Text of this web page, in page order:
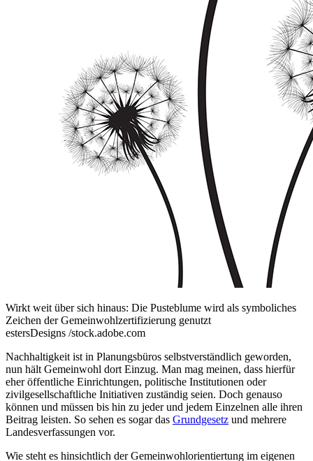
Wirkt weit über sich hinaus: Die Pusteblume wird als symboliches
Zeichen der Gemeinwohlzertifizierung genutzt
estersDesigns /stock.adobe.com
Nachhaltigkeit ist in Planungsbüros selbstverständlich geworden,
nun hält Gemeinwohl dort Einzug. Man mag meinen, dass hierfür
eher öffentliche Einrichtungen, politische Institutionen oder
zivilgesellschaftliche Initiativen zuständig seien. Doch genauso
können und müssen bis hin zu jeder und jedem Einzelnen alle ihren
Beitrag leisten. So sehen es sogar das Grundgesetz und mehrere
Landesverfassungen vor.
Wie steht es hinsichtlich der Gemeinwohlorientiertung im eigenen